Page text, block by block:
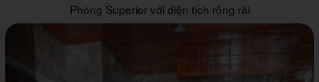
Phòng Superior với diện tích rộng rãi